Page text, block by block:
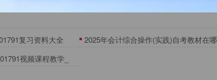
复习资料大全
2025年会计综合操作(实践)自考教材在
视频课程教学_